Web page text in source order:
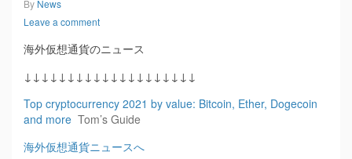
By News
Leave a comment
海外仮想通貨のニュース
↓↓↓↓↓↓↓↓↓↓↓↓↓↓↓↓↓↓↓↓
Top cryptocurrency 2021 by value: Bitcoin, Ether, Dogecoin
and more Tom’s Guide
海外仮想通貨ニュースへ